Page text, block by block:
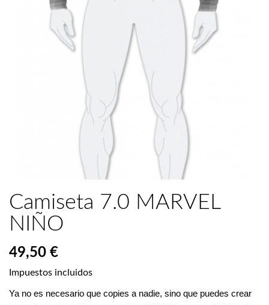
Camiseta 7.0 MARVEL
NIÑO
49,50 €
Impuestos incluidos
Ya no es necesario que copies a nadie, sino que puedes crear